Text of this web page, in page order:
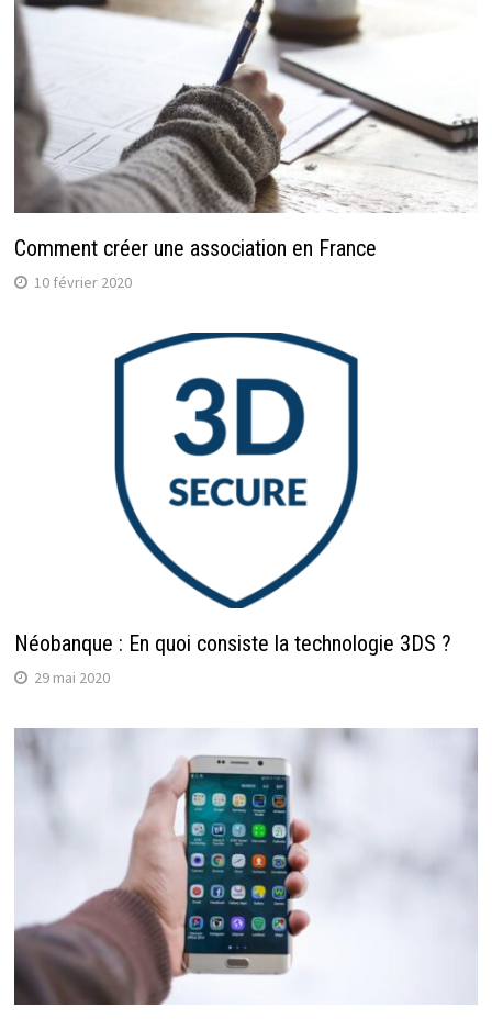
Comment créer une association en France
10 février 2020
Néobanque : En quoi consiste la technologie 3DS ?
29 mai 2020